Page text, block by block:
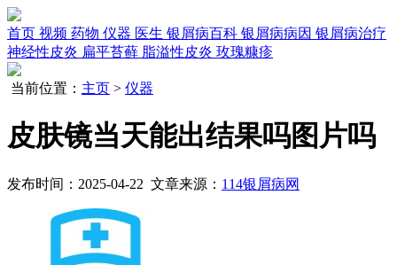
首页 视频 药物 仪器 医生 银屑病百科 银屑病病因 银屑病治疗
神经性皮炎 扁平苔藓 脂溢性皮炎 玫瑰糠疹
当前位置： 主页 > 仪器
皮肤镜当天能出结果吗图片吗
发布时间：2025-04-22 文章来源： 114银屑病网